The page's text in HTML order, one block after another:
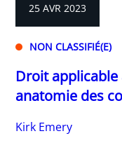
25 AVR 2023
NON CLASSIFIÉ(E)
Droit applicable
anatomie des
Kirk Emery